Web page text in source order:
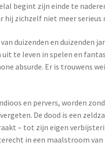
begint zijn einde te
hij zichzelf niet meer serieus
duizenden en duizenden
te leven in spelen en
absurde. Er is trouwens
en pervers, worden
De dood is een
– tot zijn eigen
in een maalstroom